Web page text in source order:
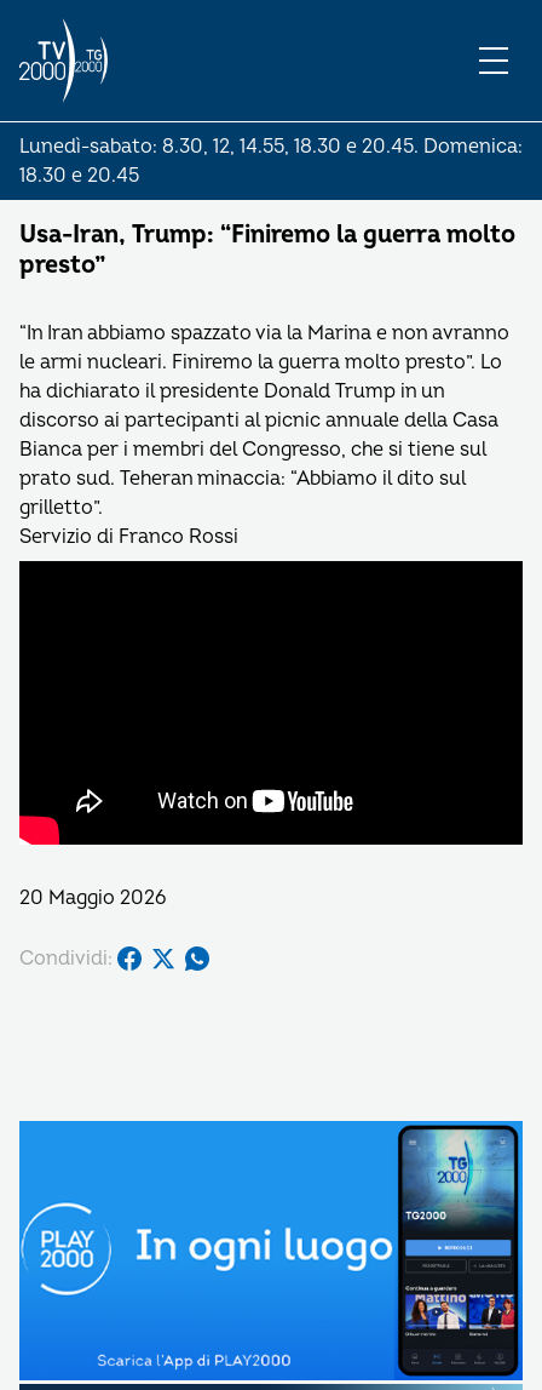
Lunedì-sabato: 8.30, 12, 14.55, 18.30 e 20.45. Domenica:
18.30 e 20.45
Usa-Iran, Trump: “Finiremo la guerra molto
presto”
“In Iran abbiamo spazzato via la Marina e non avranno
le armi nucleari. Finiremo la guerra molto presto”. Lo
ha dichiarato il presidente Donald Trump in un
discorso ai partecipanti al picnic annuale della Casa
Bianca per i membri del Congresso, che si tiene sul
prato sud. Teheran minaccia: “Abbiamo il dito sul
grilletto”.
Servizio di Franco Rossi
20 Maggio 2026
Condividi: